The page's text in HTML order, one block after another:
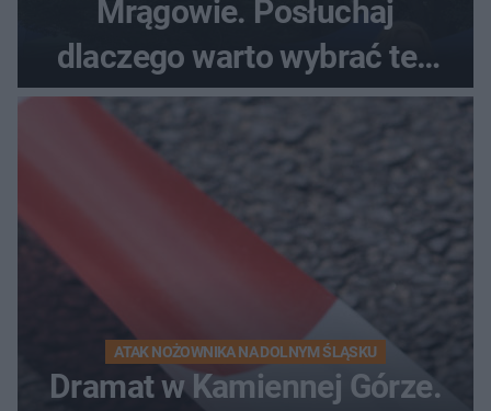
Mrągowie. Posłuchaj
dlaczego warto wybrać ten
kierunek na urlop!
ATAK NOŻOWNIKA NA DOLNYM ŚLĄSKU
Dramat w Kamiennej Górze.